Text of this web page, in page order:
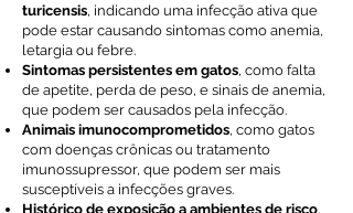
turicensis, indicando uma infecção ativa que
pode estar causando sintomas como anemia,
letargia ou febre.
Sintomas persistentes em gatos, como falta
de apetite, perda de peso, e sinais de anemia,
que podem ser causados pela infecção.
Animais imunocomprometidos, como gatos
com doenças crônicas ou tratamento
imunossupressor, que podem ser mais
susceptíveis a infecções graves.
Histórico de exposição a ambientes de risco,